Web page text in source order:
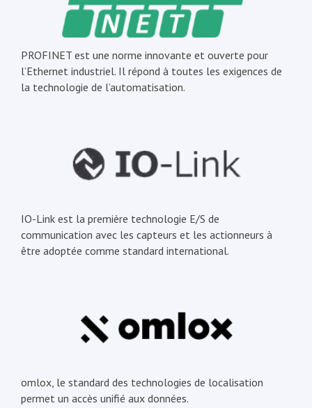
PROFINET est une norme innovante et ouverte pour
l’Ethernet industriel. Il répond à toutes les exigences de
la technologie de l’automatisation.
IO-Link est la première technologie E/S de
communication avec les capteurs et les actionneurs à
être adoptée comme standard international.
omlox, le standard des technologies de localisation
permet un accès unifié aux données.